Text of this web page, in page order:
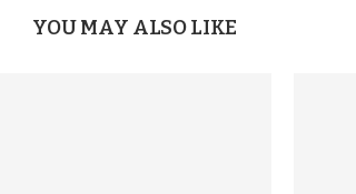
YOU MAY ALSO LIKE